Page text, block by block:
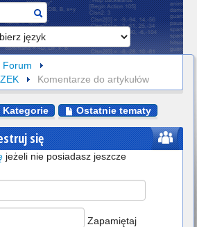
Forum
Komentarze do artykułów
Kategorie Ostatnie tematy
się
jeżeli nie posiadasz jeszcze
Zapamiętaj